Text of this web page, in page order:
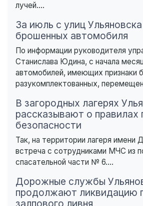
лучей....
За июль с улиц
брошенных автомобиля
По информации руководителя
Станислава Юдина, с начала
автомобилей, имеющих признаки
разукомплектованных,
В загородных лагерях
рассказывают о правилах
безопасности
Так, на территории лагеря имени
встреча с сотрудниками МЧС из
спасательной части № 6....
Дорожные службы
продолжают ликвидацию